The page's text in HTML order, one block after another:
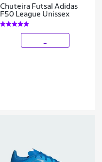
Chuteira Futsal Adidas
F50 League Unissex